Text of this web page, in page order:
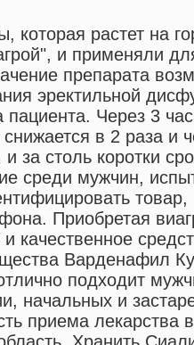
которая растет на
и применяли
препарата
эректильной
пациента. Через 3
в 2 раза и
за столь коротки
среди мужчин,
товар,
Приобретая
качественное
Варденафил
подходит
начальных и
приема